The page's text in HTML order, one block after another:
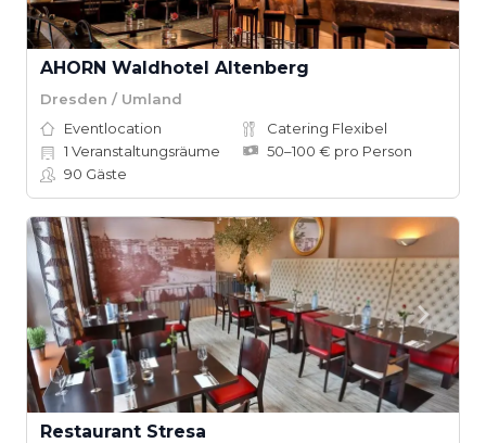
AHORN Waldhotel Altenberg
Dresden / Umland
Eventlocation
Catering Flexibel
1 Veranstaltungsräume
50–100 € pro Person
90 Gäste
Restaurant Stresa